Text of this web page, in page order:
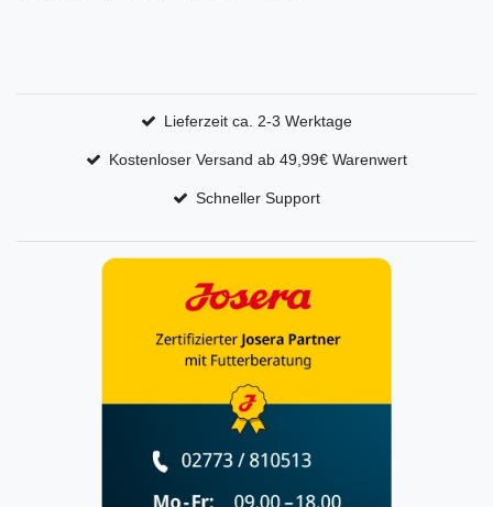
Lieferzeit ca. 2-3 Werktage
Kostenloser Versand ab 49,99€ Warenwert
Schneller Support